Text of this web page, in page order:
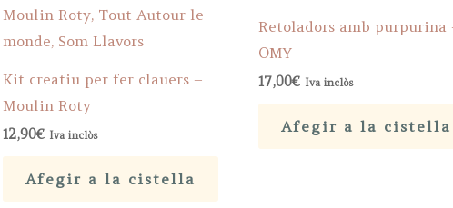
Kit creatiu per fer clauers –
Moulin Roty
12,90€ Iva inclòs
Afegir a la cistella
Retoladors amb purpurina
OMY
17,00€ Iva inclòs
Afegir a la cistella